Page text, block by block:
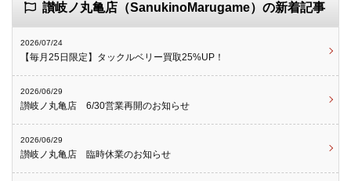
讃岐ノ丸亀店（SanukinoMarugame）の新着記事
2026/07/24
【毎月25日限定】タックルベリー買取25%UP！
2026/06/29
讃岐ノ丸亀店 6/30営業再開のお知らせ
2026/06/29
讃岐ノ丸亀店 臨時休業のお知らせ